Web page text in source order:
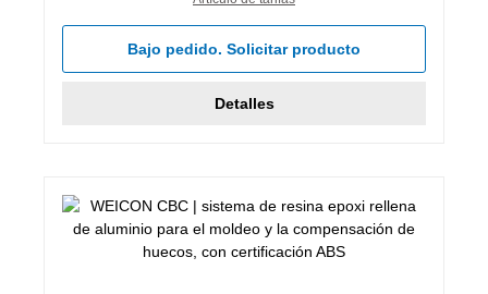
Bajo pedido. Solicitar producto
Detalles